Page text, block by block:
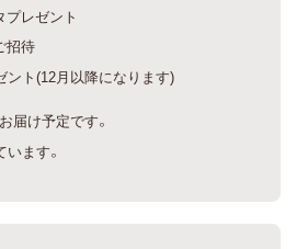
プレゼント
招待
ント(12月以降になります)
届け予定です。
ます。